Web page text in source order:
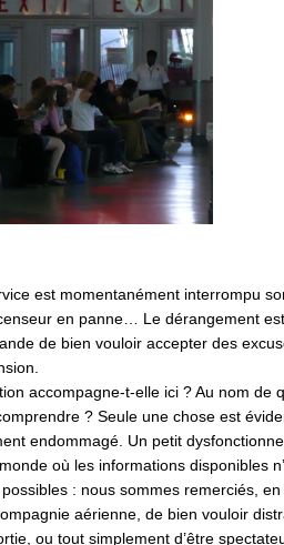
est momentanément interrompu
en panne… Le dérangement
de bien vouloir accepter des
accompagne-t-elle ici ? Au nom de
? Seule une chose est
endommagé. Un petit
où les informations disponibles
: nous sommes remerciés,
aérienne, de bien vouloir
ou tout simplement d’être